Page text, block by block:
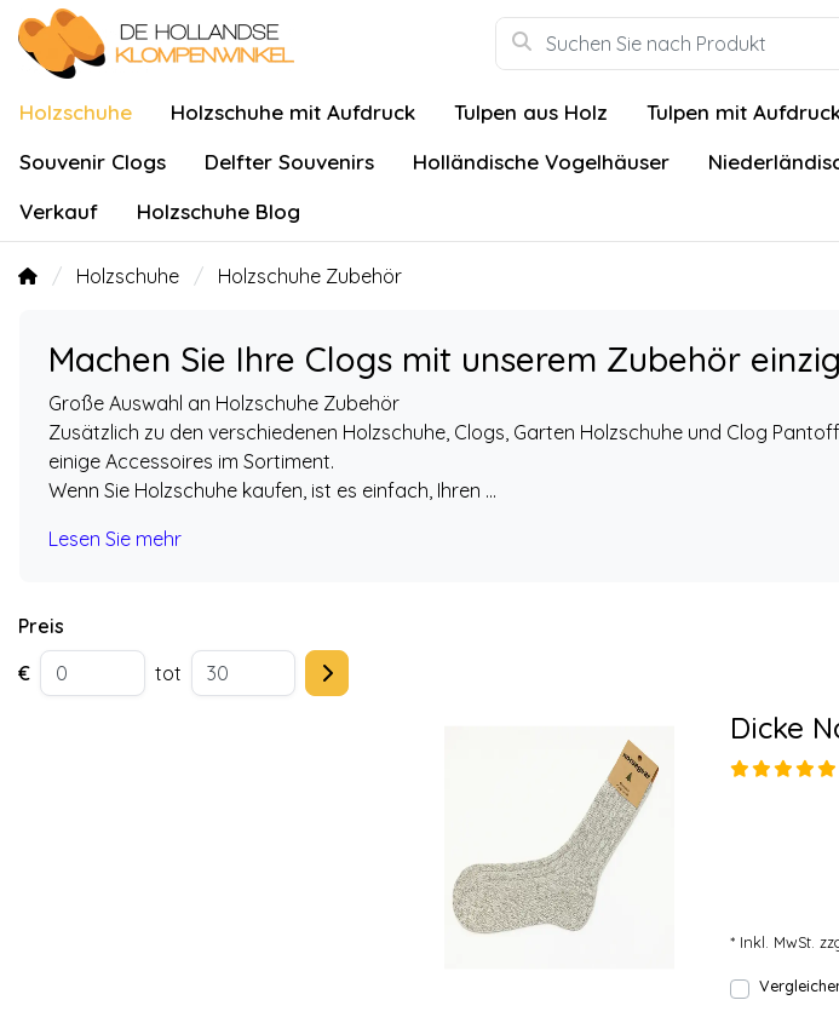
Holzschuhe Holzschuhe mit Aufdruck Tulpen aus Holz Tulpen mit
Souvenir Clogs
Delfter Souvenirs Holländische Vogelhäuser
Verkauf
Holzschuhe Blog
Holzschuhe Holzschuhe Zubehör
Machen Sie Ihre Clogs mit unserem Zubehör
Große Auswahl an Holzschuhe Zubehör
Zusätzlich zu den verschiedenen Holzschuhe, Clogs, Garten Holzschuhe und Clog
einige Accessoires im Sortiment.
Wenn Sie Holzschuhe kaufen, ist es einfach, Ihren ...
Lesen Sie mehr
Preis
€
tot
Dicke
* Inkl. MwSt.